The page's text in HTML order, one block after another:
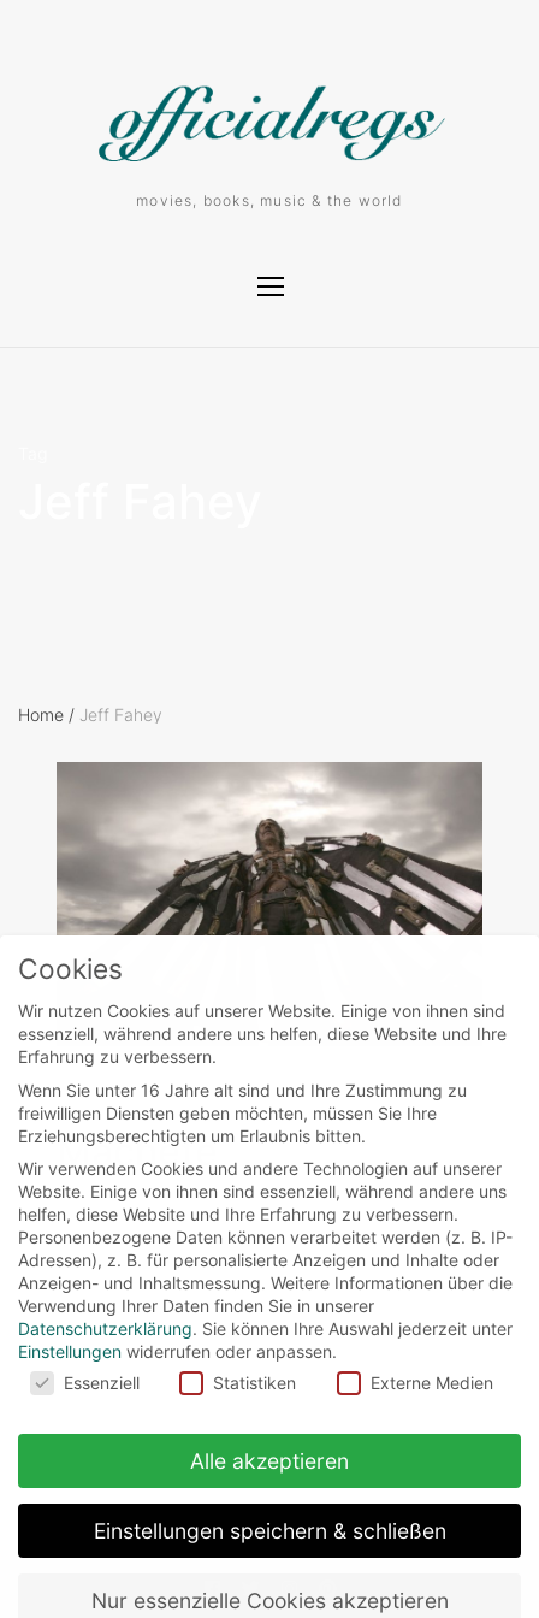
movies, books, music & the world
Home / Jeff Fahey
movies
Machete
Was gibt es cooleres als einen Film von
Robert Rodriguez? Action pur, Blut spritzt,
Kartelle, Verrat, Mexiko und...
Read More
Cookies
Wir nutzen Cookies auf unserer Website. Einige von ihnen sind
essenziell, während andere uns helfen, diese Website und Ihre
Erfahrung zu verbessern.
Wenn Sie unter 16 Jahre alt sind und Ihre Zustimmung zu
freiwilligen Diensten geben möchten, müssen Sie Ihre
Erziehungsberechtigten um Erlaubnis bitten.
Wir verwenden Cookies und andere Technologien auf unserer
Website. Einige von ihnen sind essenziell, während andere uns
helfen, diese Website und Ihre Erfahrung zu verbessern.
Personenbezogene Daten können verarbeitet werden (z. B. IP-
Adressen), z. B. für personalisierte Anzeigen und Inhalte oder
Anzeigen- und Inhaltsmessung. Weitere Informationen über die
Verwendung Ihrer Daten finden Sie in unserer
Datenschutzerklärung. Sie können Ihre Auswahl jederzeit unter
Einstellungen widerrufen oder anpassen.
CookiesEssenziell Statistiken Externe Medien
Alle akzeptieren
Einstellungen speichern & schließen
Nur essenzielle Cookies akzeptieren